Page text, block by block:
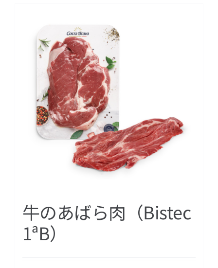
牛のあばら肉（Bistec
1ªB）